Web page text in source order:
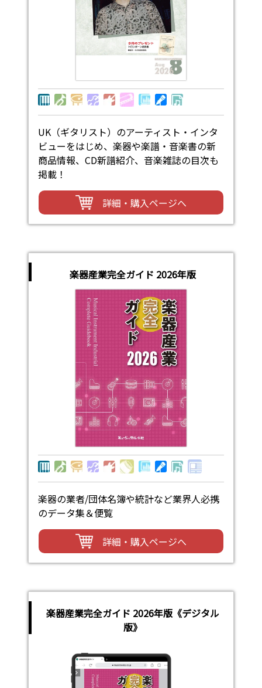
UK（ギタリスト）のアーティスト・インタ
ビューをはじめ、楽器や楽譜・音楽書の新
商品情報、CD新譜紹介、音楽雑誌の目次も
掲載！
詳細・購入ページへ
楽器産業完全ガイド 2026年版
楽器の業者/団体名簿や統計など業界人必携
のデータ集＆便覧
詳細・購入ページへ
楽器産業完全ガイド 2026年版《デジタル
版》